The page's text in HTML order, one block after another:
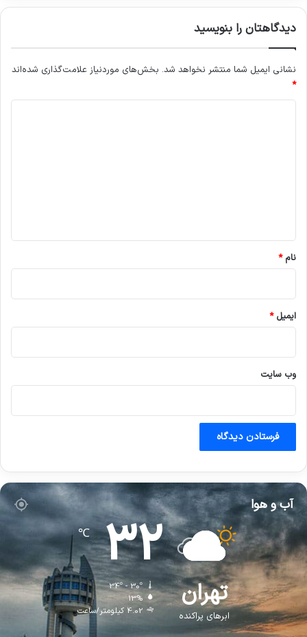
دیدگاهتان را بنویسید
نشانی ایمیل شما منتشر نخواهد شد. بخش‌های موردنیاز علامت‌گذاری شده‌اند
*
نام*
ایمیل*
وب‌ سایت
آب و هوا
تهران
ابرهای پراکنده
32
℃
34º - 30º
13%
4.02 کیلومتر/ساعت